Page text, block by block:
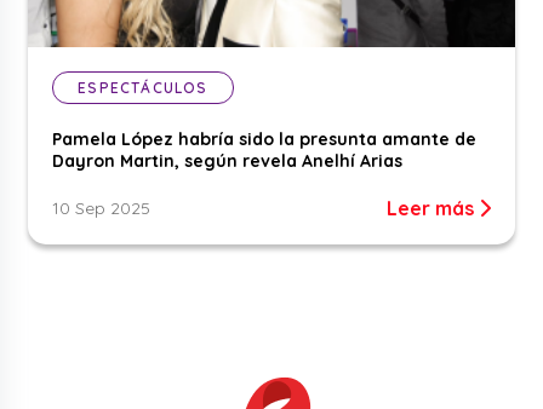
ESPECTÁCULOS
Pamela López habría sido la presunta amante de
Dayron Martin, según revela Anelhí Arias
10 Sep 2025 Leer más